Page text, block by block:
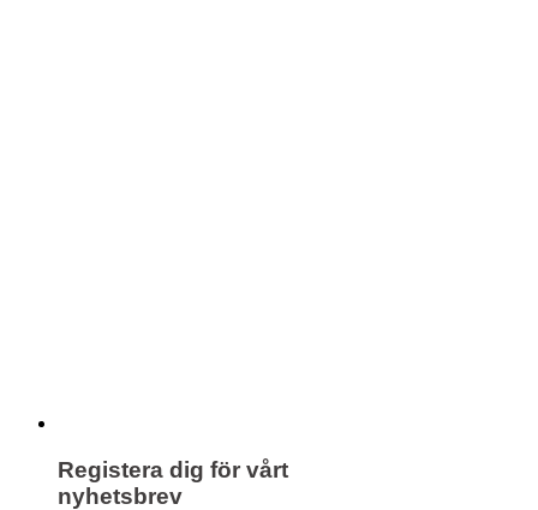
Registera dig för vårt
nyhetsbrev